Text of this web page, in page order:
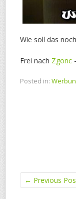
Wie soll das
Frei nach Zgonc
Posted in:
← Previous